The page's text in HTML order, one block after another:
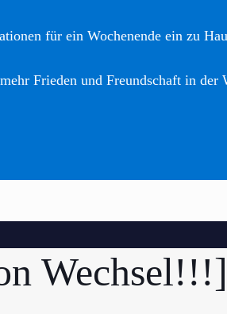
für ein Wochenende ein zu
Frieden und Freundschaft in der
Wechsel!!!]